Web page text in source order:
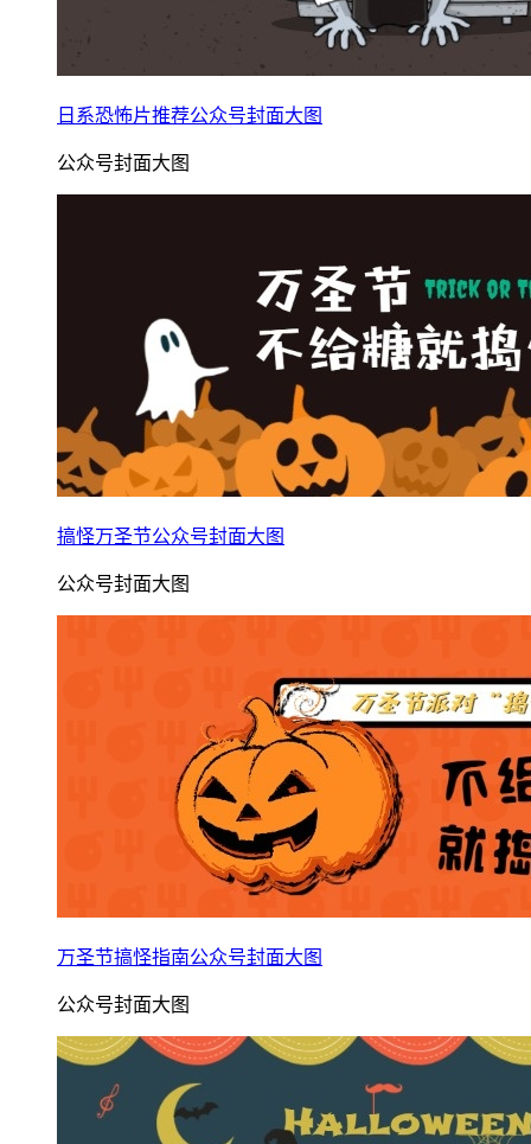
日系恐怖片推荐公众号封面大图
公众号封面大图
搞怪万圣节公众号封面大图
公众号封面大图
万圣节搞怪指南公众号封面大图
公众号封面大图